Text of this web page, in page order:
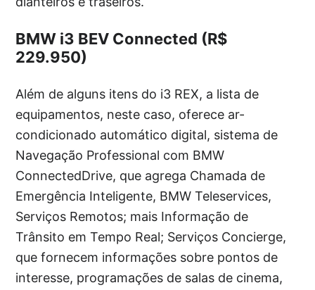
BMW i3 BEV Connected (R$
229.950)
Além de alguns itens do i3 REX, a lista de
equipamentos, neste caso, oferece ar-
condicionado automático digital, sistema de
Navegação Professional com BMW
ConnectedDrive, que agrega Chamada de
Emergência Inteligente, BMW Teleservices,
Serviços Remotos; mais Informação de
Trânsito em Tempo Real; Serviços Concierge,
que fornecem informações sobre pontos de
interesse, programações de salas de cinema,